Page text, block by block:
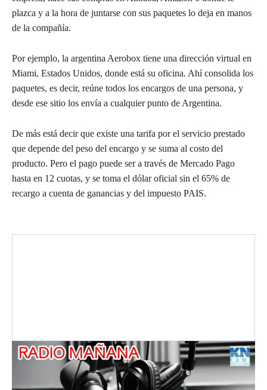
plazca y a la hora de juntarse con sus paquetes lo deja en manos
de la compañía.
Por ejemplo, la argentina Aerobox tiene una dirección virtual en
Miami, Estados Unidos, donde está su oficina. Ahí consolida los
paquetes, es decir, reúne todos los encargos de una persona, y
desde ese sitio los envía a cualquier punto de Argentina.
De más está decir que existe una tarifa por el servicio prestado
que depende del peso del encargo y se suma al costo del
producto. Pero el pago puede ser a través de Mercado Pago
hasta en 12 cuotas, y se toma el dólar oficial sin el 65% de
recargo a cuenta de ganancias y del impuesto PAIS.